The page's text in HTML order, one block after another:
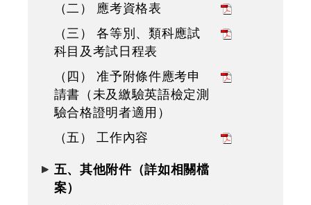
（二） 應考資格表
（三） 各等別、類科應試
科目及考試日程表
（四） 准予附條件應考申
請書（未及繳驗英語檢定測
驗合格證明者適用）
（五） 工作內容
五、其他附件（詳如相關檔
案）